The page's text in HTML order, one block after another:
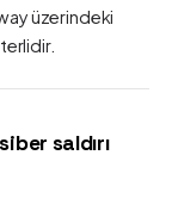
üzerindeki
saldırı